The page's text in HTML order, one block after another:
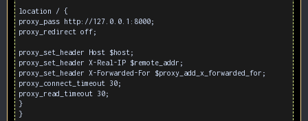
location / {
proxy_pass http://127.0.0.1:8000;
proxy_redirect off;
proxy_set_header Host $host;
proxy_set_header X-Real-IP $remote_addr;
proxy_set_header X-Forwarded-For $proxy_add_x_forwarded_for;
proxy_connect_timeout 30;
proxy_read_timeout 30;
}
}